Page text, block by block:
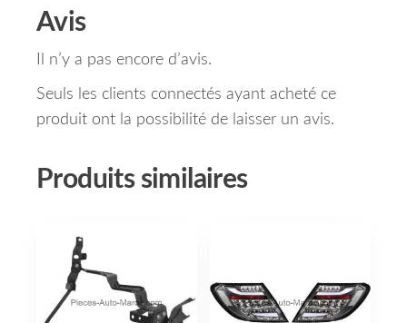
Avis
Il n’y a pas encore d’avis.
Seuls les clients connectés ayant acheté ce
produit ont la possibilité de laisser un avis.
Produits similaires